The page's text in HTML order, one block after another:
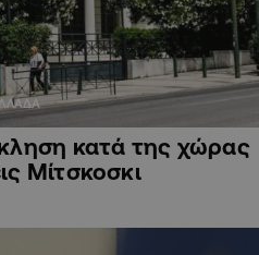
κατά της χώρας
Μίτσκοσκι